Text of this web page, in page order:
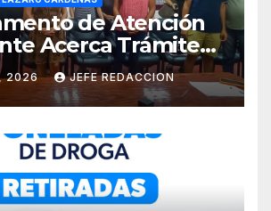
de Atención
Acerca Trámite
a
de Lázaro
2026 JEFE REDACCION